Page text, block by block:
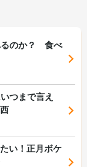
るのか？ 食べ
つまで言え
い！正月ボケ